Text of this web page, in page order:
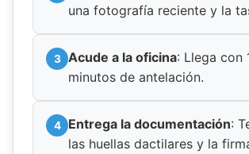
una fotografía reciente y la
Acude a la oficina: Llega con
minutos de antelación.
Entrega la documentación:
las huellas dactilares y la